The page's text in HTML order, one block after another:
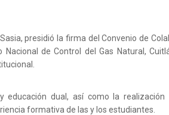
presidió la firma del Convenio de
de Control del Gas Natural,
educación dual, así como la realización
formativa de las y los estudiantes.